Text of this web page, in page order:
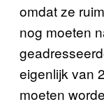
omdat ze
nog moeten
eigenlijk van
moeten